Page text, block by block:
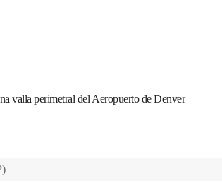
valla perimetral del Aeropuerto de Denver
)